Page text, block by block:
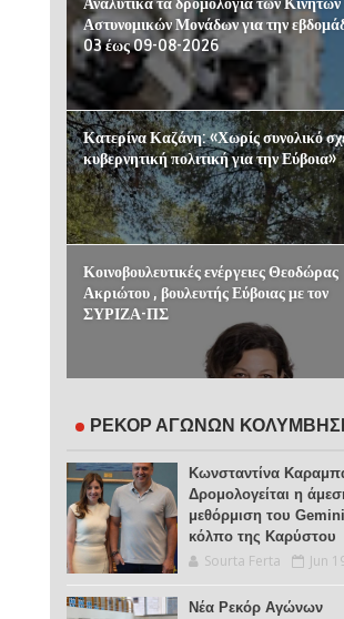
Αναλυτικά τα δρομολόγια των Κινητών
Αστυνομικών Μονάδων για την
03 έως 09-08-2026
Κατερίνα Καζάνη: «Χωρίς συνολικό
κυβερνητική πολιτική για την Εύβοια»
Κοινοβουλευτικές ενέργειες Θεοδώρας
Ακριώτου , βουλευτής Εύβοιας με τον
ΣΥΡΙΖΑ-ΠΣ
ΡΕΚΟΡ ΑΓΩΝΩΝ
Κωνσταντίνα
Δρομολογείται η
μεθόρμιση του
κόλπο της Καρύστου
Sourta Ferta Jun
Νέα Ρεκόρ Αγώνων